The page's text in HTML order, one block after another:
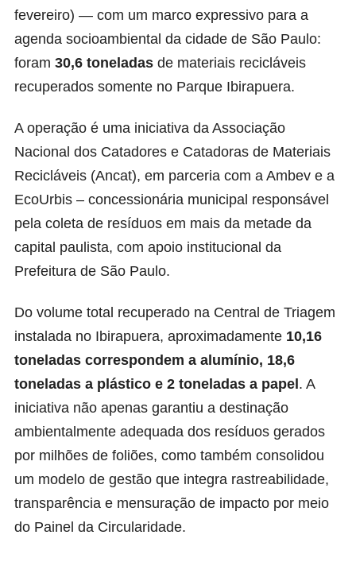
fevereiro) — com um marco expressivo para a
agenda socioambiental da cidade de São Paulo:
foram 30,6 toneladas de materiais recicláveis
recuperados somente no Parque Ibirapuera.
A operação é uma iniciativa da Associação
Nacional dos Catadores e Catadoras de Materiais
Recicláveis (Ancat), em parceria com a Ambev e a
EcoUrbis – concessionária municipal responsável
pela coleta de resíduos em mais da metade da
capital paulista, com apoio institucional da
Prefeitura de São Paulo.
Do volume total recuperado na Central de Triagem
instalada no Ibirapuera, aproximadamente 10,16
toneladas correspondem a alumínio, 18,6
toneladas a plástico e 2 toneladas a papel. A
iniciativa não apenas garantiu a destinação
ambientalmente adequada dos resíduos gerados
por milhões de foliões, como também consolidou
um modelo de gestão que integra rastreabilidade,
transparência e mensuração de impacto por meio
do Painel da Circularidade.